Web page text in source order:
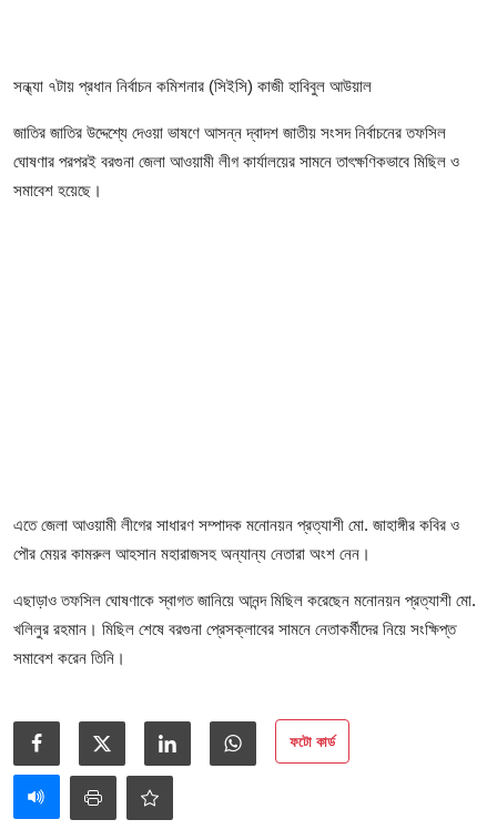
বরিশাল বিভাগ
রাজশাহী বিভাগ
খুলনা বিভাগ
সন্ধ্যা ৭টায় প্রধান নির্বাচন কমিশনার (সিইসি) কাজী হাবিবুল আউয়াল
জাতির জাতির উদ্দেশ্যে দেওয়া ভাষণে আসন্ন দ্বাদশ জাতীয় সংসদ নির্বাচনের তফসিল
ঘোষণার পরপরই বরগুনা জেলা আওয়ামী লীগ কার্যালয়ের সামনে তাৎক্ষণিকভাবে মিছিল ও
সমাবেশ হয়েছে।
এতে জেলা আওয়ামী লীগের সাধারণ সম্পাদক মনোনয়ন প্রত্যাশী মো. জাহাঙ্গীর কবির ও
পৌর মেয়র কামরুল আহসান মহারাজসহ অন্যান্য নেতারা অংশ নেন।
এছাড়াও তফসিল ঘোষণাকে স্বাগত জানিয়ে আনন্দ মিছিল করেছেন মনোনয়ন প্রত্যাশী মো.
খলিলুর রহমান। মিছিল শেষে বরগুনা প্রেসক্লাবের সামনে নেতাকর্মীদের নিয়ে সংক্ষিপ্ত
সমাবেশ করেন তিনি।
ফটো কার্ড